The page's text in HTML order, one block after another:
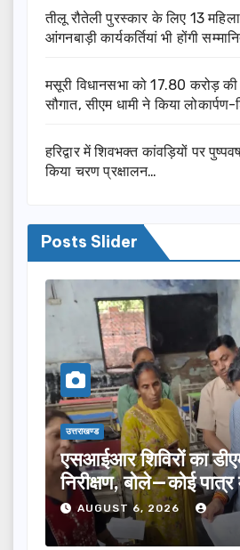
तीलू रौतेली पुरस्कार के लिए 13
आंगनबाड़ी कार्यकर्तियां भी होंगी
मसूरी विधानसभा को 17.80 करोड़
सौगात, सीएम धामी ने किया लोकार्पण-
हरिद्वार में शिवभक्त कांवड़ियों पर
किया चरण प्रक्षालन…
Posts Slider
उत्तराखण्ड
एसआईआर शिविरों का
निरीक्षण, बोले—कोई पात्र
से न छूटे…
AUGUST 6, 2026